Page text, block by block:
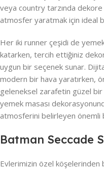
veya country tarzında
atmosfer yaratmak için ideal
Her iki runner çeşidi de
katarken, tercih ettiğiniz
uygun bir seçenek sunar.
modern bir hava yaratırken,
geleneksel zarafetin güzel bir
yemek masası
atmosferini belirleyen önemli
Batman Seccade
Evlerimizin özel köşelerinden